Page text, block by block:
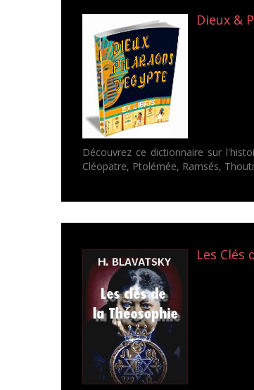
Dieux &
Découvrez ce dictionnaire sur
Cléopatre, Ptolémée, Ramsés,
Les Clés